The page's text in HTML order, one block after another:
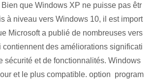
Bien que Windows XP ne puisse pas êtr
à niveau vers Windows 10, il est import
Microsoft a publié de nombreuses vers
contiennent des améliorations significati
sécurité et de fonctionnalités.⁣ Windows
et le plus compatible. option ⁢ program